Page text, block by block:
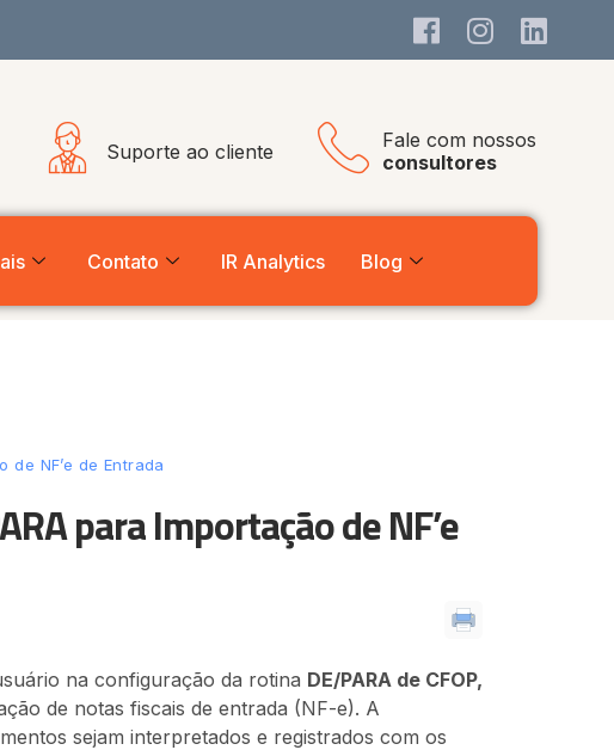
Suporte ao cliente
Fale com nossos
consultores
Contato IR Analytics Blog
de NF’e de Entrada
para Importação de NF’e
na configuração da rotina DE/PARA de CFOP,
de notas fiscais de entrada (NF-e). A
sejam interpretados e registrados com os